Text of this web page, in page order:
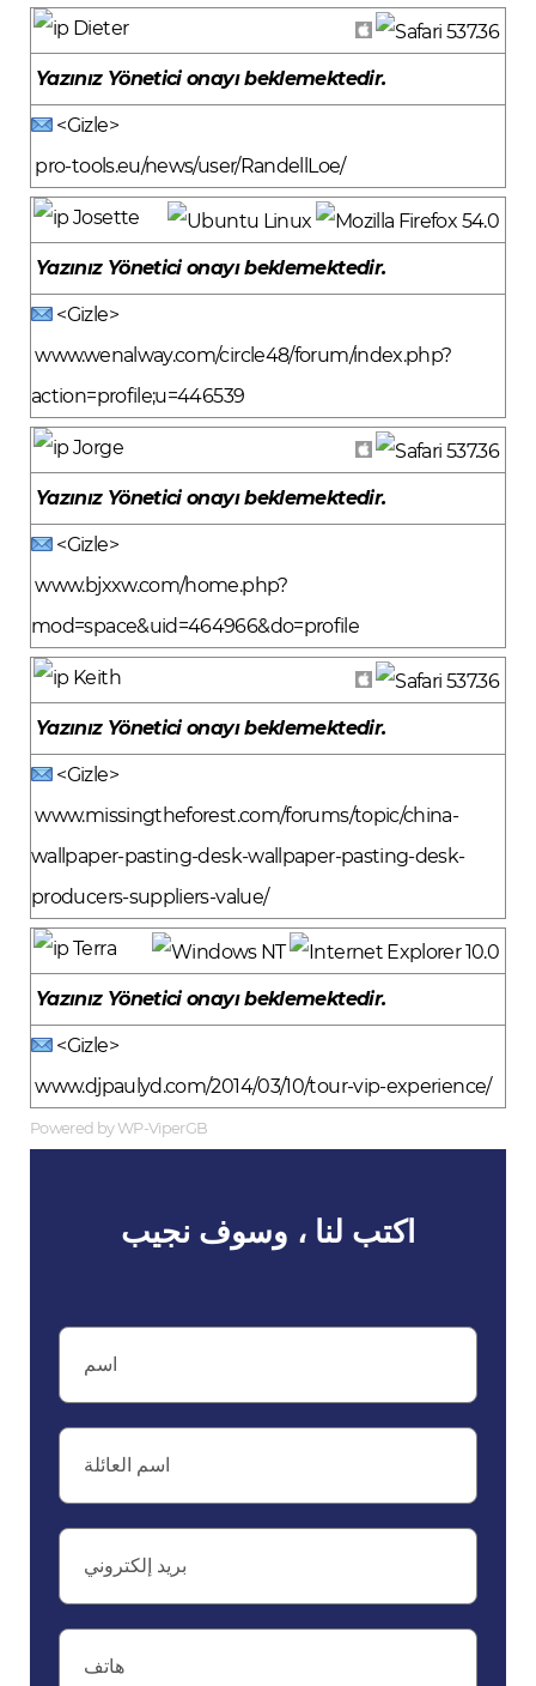
Dieter
Yazınız Yönetici onayı beklemektedir.
<Gizle>
pro-tools.eu/news/user/RandellLoe/
Josette
Yazınız Yönetici onayı beklemektedir.
<Gizle>
www.wenalway.com/circle48/forum/index.php?
action=profile;u=446539
Jorge
Yazınız Yönetici onayı beklemektedir.
<Gizle>
www.bjxxw.com/home.php?
mod=space&uid=464966&do=profile
Keith
Yazınız Yönetici onayı beklemektedir.
<Gizle>
www.missingtheforest.com/forums/topic/china-
wallpaper-pasting-desk-wallpaper-pasting-desk-
producers-suppliers-value/
Terra
Yazınız Yönetici onayı beklemektedir.
<Gizle>
www.djpaulyd.com/2014/03/10/tour-vip-experience/
Powered by WP-ViperGB
اكتب لنا ، وسوف نجيب